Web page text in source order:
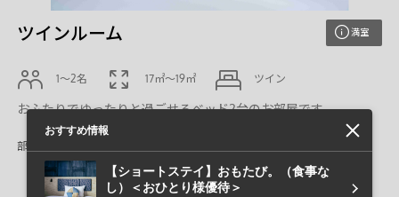
ツインルーム 満室
1〜2名 17㎡〜19㎡ ツイン
おふたりでゆったりと過ごせるベッド2台のお部屋です。
部屋の仕様を見る
別日の空き状況